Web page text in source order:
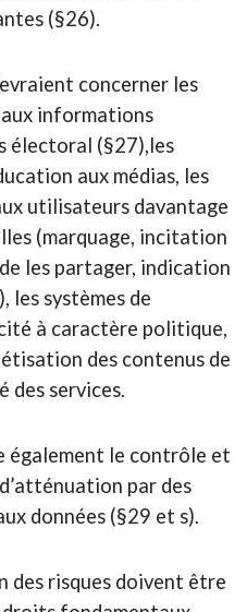
(§26).
concerner les
aux informations
électoral (§27),les
aux médias, les
utilisateurs davantage
(marquage, incitation
les partager, indication
les systèmes de
à caractère politique,
des contenus de
des services.
également le contrôle et
par des
données (§29 et s).
des risques doivent être